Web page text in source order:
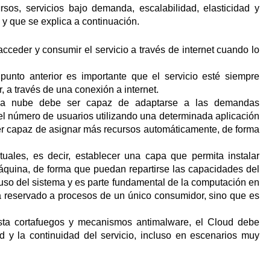
servicios bajo demanda, escalabilidad, elasticidad y
que se explica a continuación.
y consumir el servicio a través de internet cuando lo
anterior es importante que el servicio esté siempre
través de una conexión a internet.
nube debe ser capaz de adaptarse a las demandas
número de usuarios utilizando una determinada aplicación
de asignar más recursos automáticamente, de forma
es decir, establecer una capa que permita instalar
de forma que puedan repartirse las capacidades del
del sistema y es parte fundamental de la computación en
a procesos de un único consumidor, sino que es
cortafuegos y mecanismos antimalware, el Cloud debe
y la continuidad del servicio, incluso en escenarios muy